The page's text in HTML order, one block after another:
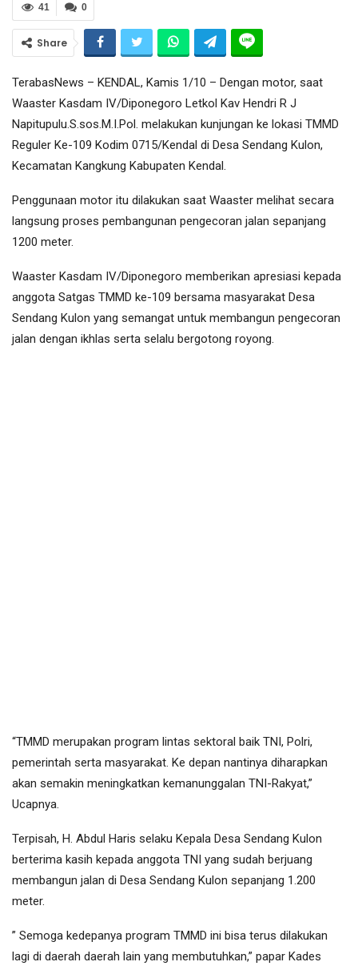
0
41
Share
TerabasNews – KENDAL, Kamis 1/10 – Dengan motor, saat
Waaster Kasdam IV/Diponegoro Letkol Kav Hendri R J
Napitupulu.S.sos.M.I.Pol. melakukan kunjungan ke lokasi TMMD
Reguler Ke-109 Kodim 0715/Kendal di Desa Sendang Kulon,
Kecamatan Kangkung Kabupaten Kendal.
Penggunaan motor itu dilakukan saat Waaster melihat secara
langsung proses pembangunan pengecoran jalan sepanjang
1200 meter.
Waaster Kasdam IV/Diponegoro memberikan apresiasi kepada
anggota Satgas TMMD ke-109 bersama masyarakat Desa
Sendang Kulon yang semangat untuk membangun pengecoran
jalan dengan ikhlas serta selalu bergotong royong.
“TMMD merupakan program lintas sektoral baik TNI, Polri,
pemerintah serta masyarakat. Ke depan nantinya diharapkan
akan semakin meningkatkan kemanunggalan TNI-Rakyat,”
Ucapnya.
Terpisah, H. Abdul Haris selaku Kepala Desa Sendang Kulon
berterima kasih kepada anggota TNI yang sudah berjuang
membangun jalan di Desa Sendang Kulon sepanjang 1.200
meter.
” Semoga kedepanya program TMMD ini bisa terus dilakukan
lagi di daerah daerah lain yang membutuhkan,” papar Kades